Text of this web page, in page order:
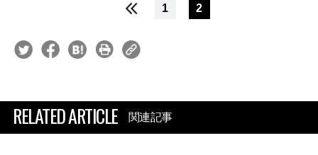
1 2
RELATED ARTICLE 関連記事